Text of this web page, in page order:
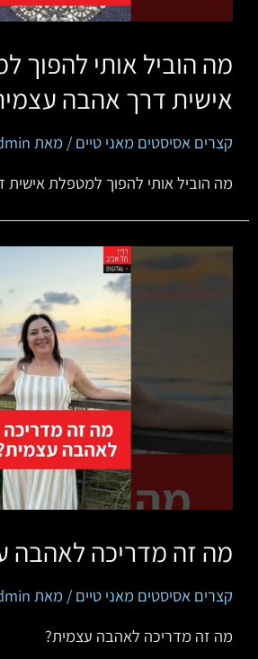
מה הוביל אותי להפוך
אישית דרך אהבה
קצרים אסיסטים מאני טיים / מאת
מה הוביל אותי להפוך למטפלת
מה זה מדריכה לאהבה
קצרים אסיסטים מאני טיים / מאת
מה זה מדריכה לאהבה עצמית?